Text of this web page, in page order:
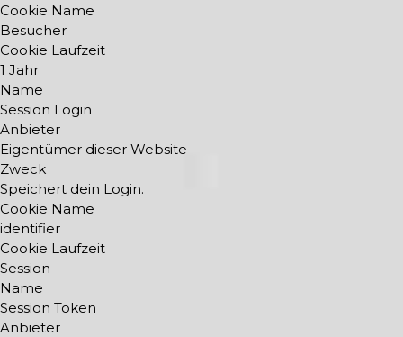
Cookie Name
Besucher
Cookie Laufzeit
1 Jahr
Name
Session Login
Anbieter
Eigentümer dieser Website
Zweck
Speichert dein Login.
Cookie Name
identifier
Cookie Laufzeit
Session
Name
Session Token
Anbieter